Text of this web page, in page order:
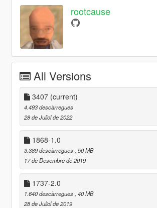
rootcause
All Versions
3407 (current)
4.493 descàrregues
28 de Juliol de 2022
1868-1.0
3.389 descàrregues , 50 MB
17 de Desembre de 2019
1737-2.0
1.640 descàrregues , 40 MB
28 de Juliol de 2019